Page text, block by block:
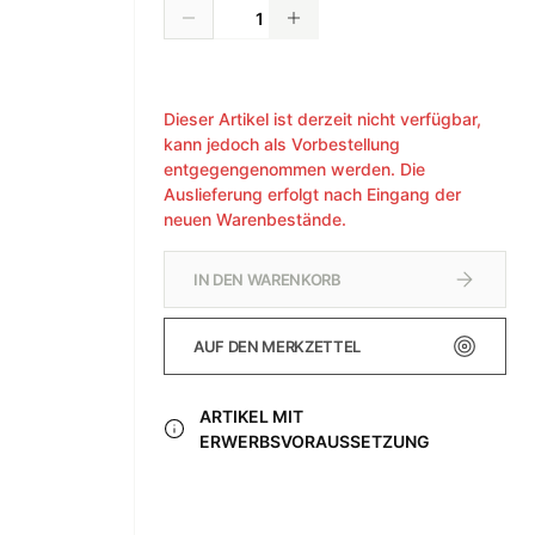
Dieser Artikel ist derzeit nicht verfügbar,
kann jedoch als Vorbestellung
entgegengenommen werden. Die
Auslieferung erfolgt nach Eingang der
neuen Warenbestände.
IN DEN WARENKORB
AUF DEN MERKZETTEL
ARTIKEL MIT
ERWERBSVORAUSSETZUNG